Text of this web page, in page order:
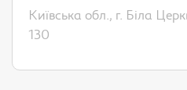
Київська обл., г. Біла
130